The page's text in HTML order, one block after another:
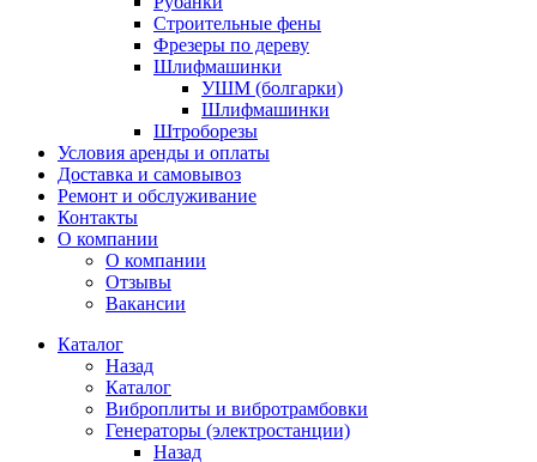
Строительные фены
Фрезеры по дереву
Шлифмашинки
УШМ (болгарки)
Шлифмашинки
Штроборезы
Условия аренды и оплаты
Доставка и самовывоз
Ремонт и обслуживание
Контакты
О компании
О компании
Отзывы
Вакансии
Каталог
Назад
Каталог
Виброплиты и вибротрамбовки
Генераторы (электростанции)
Назад